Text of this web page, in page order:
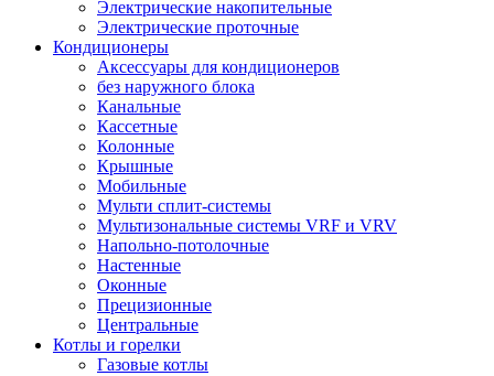
Электрические накопительные
Электрические проточные
Кондиционеры
Аксессуары для кондиционеров
без наружного блока
Канальные
Кассетные
Колонные
Крышные
Мобильные
Мульти сплит-системы
Мультизональные системы VRF и VRV
Напольно-потолочные
Настенные
Оконные
Прецизионные
Центральные
Котлы и горелки
Газовые котлы